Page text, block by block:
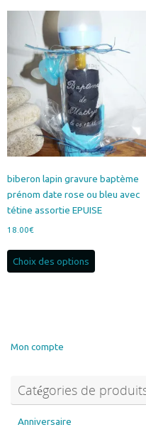
biberon lapin gravure baptème
prénom date rose ou bleu avec
tétine assortie EPUISE
18.00€
Choix des options
choisies
sur
Mon compte
Catégories de
Anniversaire